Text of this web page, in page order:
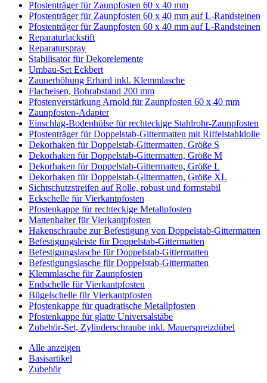
Pfostenträger für Zaunpfosten 60 x 40 mm
Pfostenträger für Zaunpfosten 60 x 40 mm auf L-Randsteinen
Pfostenträger für Zaunpfosten 60 x 40 mm auf L-Randsteinen
Reparaturlackstift
Reparaturspray
Stabilisator für Dekorelemente
Umbau-Set Eckbert
Zaunerhöhung Erhard inkl. Klemmlasche
Flacheisen, Bohrabstand 200 mm
Pfostenverstärkung Arnold für Zaunpfosten 60 x 40 mm
Zaunpfosten-Adapter
Einschlag-Bodenhülse für rechteckige Stahlrohr-Zaunpfosten
Pfostenträger für Doppelstab-Gittermatten mit Riffelstahldolle
Dekorhaken für Doppelstab-Gittermatten, Größe S
Dekorhaken für Doppelstab-Gittermatten, Größe M
Dekorhaken für Doppelstab-Gittermatten, Größe L
Dekorhaken für Doppelstab-Gittermatten, Größe XL
Sichtschutzstreifen auf Rolle, robust und formstabil
Eckschelle für Vierkantpfosten
Pfostenkappe für rechteckige Metallpfosten
Mattenhalter für Vierkantpfosten
Hakenschraube zur Befestigung von Doppelstab-Gittermatten
Befestigungsleiste für Doppelstab-Gittermatten
Befestigungslasche für Doppelstab-Gittermatten
Befestigungslasche für Doppelstab-Gittermatten
Klemmlasche für Zaunpfosten
Endschelle für Vierkantpfosten
Bügelschelle für Vierkantpfosten
Pfostenkappe für quadratische Metallpfosten
Pfostenkappe für glatte Universalstäbe
Zubehör-Set, Zylinderschraube inkl. Mauerspreizdübel
Alle anzeigen
Basisartikel
Zubehör